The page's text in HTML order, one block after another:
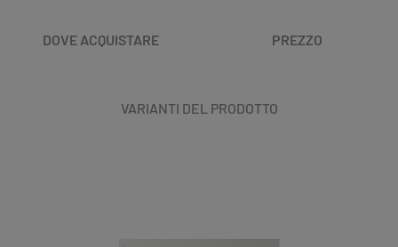
DOVE ACQUISTARE PREZZO
VARIANTI DEL PRODOTTO